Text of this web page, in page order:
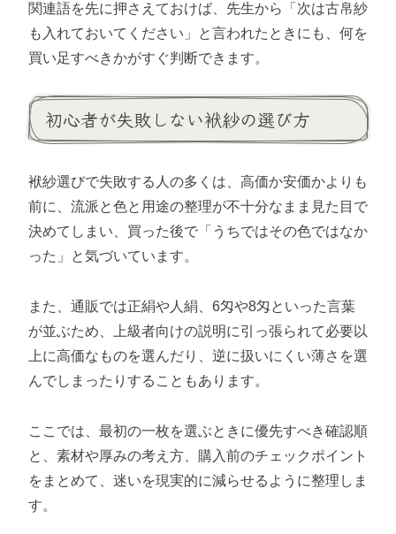
関連語を先に押さえておけば、先生から「次は古帛紗
も入れておいてください」と言われたときにも、何を
買い足すべきかがすぐ判断できます。
初心者が失敗しない袱紗の選び方
袱紗選びで失敗する人の多くは、高価か安価かよりも
前に、流派と色と用途の整理が不十分なまま見た目で
決めてしまい、買った後で「うちではその色ではなか
った」と気づいています。
また、通販では正絹や人絹、6匁や8匁といった言葉
が並ぶため、上級者向けの説明に引っ張られて必要以
上に高価なものを選んだり、逆に扱いにくい薄さを選
んでしまったりすることもあります。
ここでは、最初の一枚を選ぶときに優先すべき確認順
と、素材や厚みの考え方、購入前のチェックポイント
をまとめて、迷いを現実的に減らせるように整理しま
す。